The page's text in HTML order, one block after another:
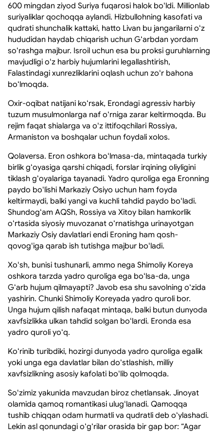
600 mingdan ziyod Suriya fuqarosi halok boʻldi. Millionlab
suriyaliklar qochoqqa aylandi. Hizbullohning kasofati va
qudrati shunchalik kattaki, hatto Livan bu jangarilarni oʻz
hududidan haydab chiqarish uchun Gʻarbdan yordam
soʻrashga majbur. Isroil uchun esa bu proksi guruhlarning
mavjudligi oʻz harbiy hujumlarini legallashtirish,
Falastindagi xunrezliklarini oqlash uchun zoʻr bahona
boʻlmoqda.
Oxir-oqibat natijani koʻrsak, Erondagi agressiv harbiy
tuzum musulmonlarga naf oʻrniga zarar keltirmoqda. Bu
rejim faqat shialarga va oʻz ittifoqchilari Rossiya,
Armaniston va boshqalar uchun foydali xolos.
Qolaversa. Eron oshkora boʻlmasa-da, mintaqada turkiy
birlik gʻoyasiga qarshi chiqadi, forslar irqining oliyligini
tiklash gʻoyalariga tayanadi. Yadro quroliga ega Eronning
paydo boʻlishi Markaziy Osiyo uchun ham foyda
keltirmaydi, balki yangi va kuchli tahdid paydo boʻladi.
Shundogʻam AQSh, Rossiya va Xitoy bilan hamkorlik
oʻrtasida siyosiy muvozanat oʻrnatishga urinayotgan
Markaziy Osiy davlatlari endi Eroning ham qosh-
qovogʻiga qarab ish tutishga majbur boʻladi.
Xoʻsh, bunisi tushunarli, ammo nega Shimoliy Koreya
oshkora tarzda yadro quroliga ega boʻlsa-da, unga
Gʻarb hujum qilmayapti? Javob esa shu savolning oʻzida
yashirin. Chunki Shimoliy Koreyada yadro quroli bor.
Unga hujum qilish nafaqat mintaqa, balki butun dunyoda
xavfsizlikka ulkan tahdid solgan boʻlardi. Eronda esa
yadro quroli yoʻq.
Koʻrinib turibdiki, hozirgi dunyoda yadro quroliga egalik
yoki unga ega davlatlar bilan doʻstlashish, milliy
xavfsizlikning asosiy kafolati boʻlib qolmoqda.
Soʻzimiz yakunida mavzudan biroz chetlansak. Jinoyat
olamida qamoq romantikasi ulugʻlanadi. Qamoqqa
tushib chiqqan odam hurmatli va qudratli deb oʻylashadi.
Lekin asl qonundagi oʻgʻrilar orasida bir gap bor: “Agar